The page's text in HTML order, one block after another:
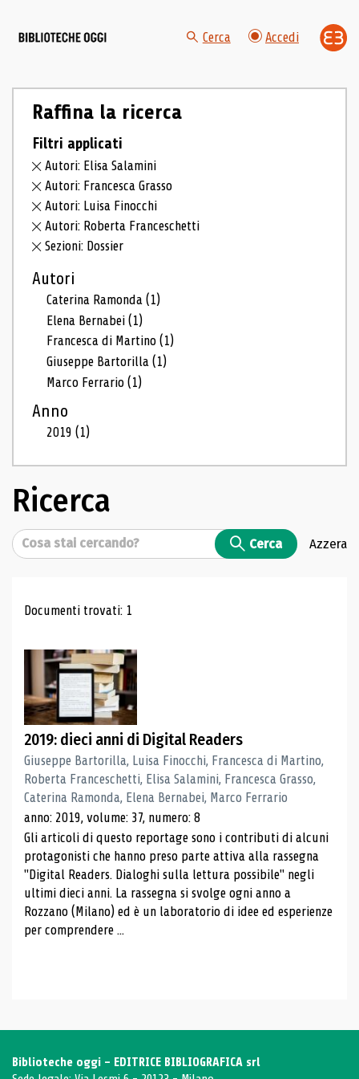
Cerca Accedi
Raffina la ricerca
Filtri applicati
Autori: Elisa Salamini
Autori: Francesca Grasso
Autori: Luisa Finocchi
Autori: Roberta Franceschetti
Sezioni: Dossier
Autori
Caterina Ramonda(1)
Elena Bernabei(1)
Francesca di Martino(1)
Giuseppe Bartorilla(1)
Marco Ferrario(1)
Anno
2019(1)
Ricerca
Cerca Cerca Azzera
Risultati di ricerca
Documenti trovati: 1
2019: dieci anni di Digital Readers
Giuseppe Bartorilla, Luisa Finocchi, Francesca di Martino,
Roberta Franceschetti, Elisa Salamini, Francesca Grasso,
Caterina Ramonda, Elena Bernabei, Marco Ferrario
anno: 2019, volume: 37, numero: 8
Gli articoli di questo reportage sono i contributi di alcuni
protagonisti che hanno preso parte attiva alla rassegna
"Digital Readers. Dialoghi sulla lettura possibile" negli
ultimi dieci anni. La rassegna si svolge ogni anno a
Rozzano (Milano) ed è un laboratorio di idee ed esperienze
per comprendere ...
Biblioteche oggi - EDITRICE BIBLIOGRAFICA srl